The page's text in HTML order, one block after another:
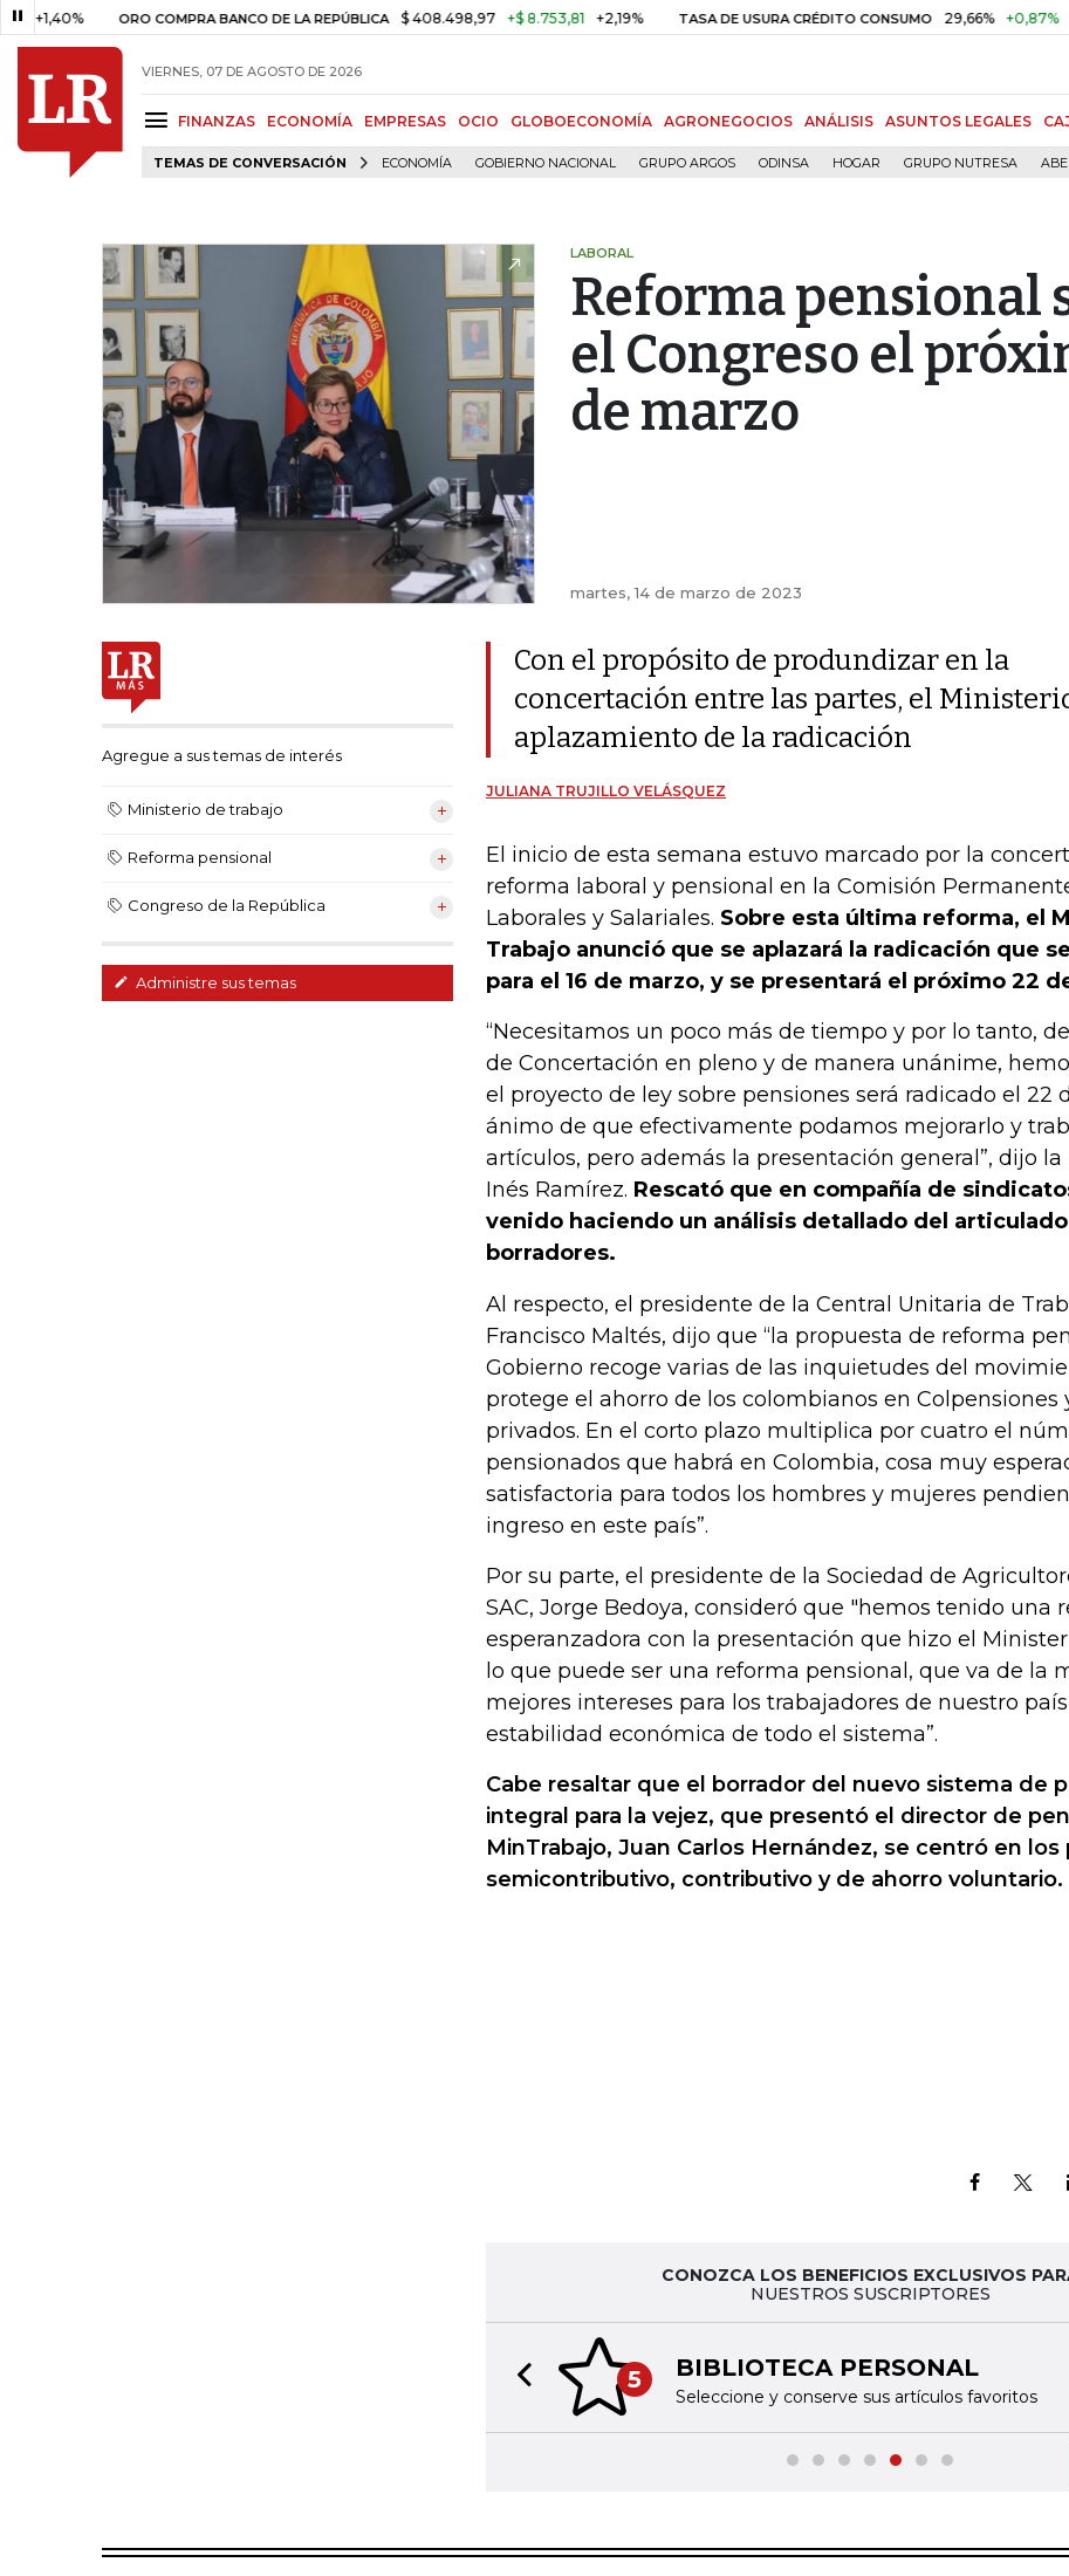
ORO COMPRA BANCO DE LA REPÚBLICA $ 408.498,97 +$ 8.753,81 +2,19% TASA DE USURA CRÉDITO CONSUMO 29,66% +0,87% +3,02%
VIERNES, 07 DE AGOSTO DE 2026
FINANZAS ECONOMÍA EMPRESAS OCIO GLOBOECONOMÍA AGRONEGOCIOS ANÁLISIS ASUNTOS LEGALES
TEMAS DE CONVERSACIÓN ECONOMÍA GOBIERNO NACIONAL GRUPO ARGOS ODINSA HOGAR GRUPO NUTRESA
LABORAL
Reforma pensional
el Congreso el
de marzo
martes, 14 de marzo de 2023
Agregue a sus temas de interés
Ministerio de trabajo
Reforma pensional
Congreso de la República
Administre sus temas
Con el propósito de produndizar en la
concertación entre las partes, el
aplazamiento de la radicación
JULIANA TRUJILLO VELÁSQUEZ
El inicio de esta semana estuvo marcado por la
reforma laboral y pensional en la Comisión
Laborales y Salariales. Sobre esta última reforma, el
Trabajo anunció que se aplazará la radicación que
para el 16 de marzo, y se presentará el próximo 22
“Necesitamos un poco más de tiempo y por lo tanto,
de Concertación en pleno y de manera unánime,
el proyecto de ley sobre pensiones será radicado el 22
ánimo de que efectivamente podamos mejorarlo y
artículos, pero además la presentación general”, dijo
Inés Ramírez. Rescató que en compañía de
venido haciendo un análisis detallado del
borradores.
Al respecto, el presidente de la Central Unitaria de
Francisco Maltés, dijo que “la propuesta de reforma
Gobierno recoge varias de las inquietudes del
protege el ahorro de los colombianos en Colpensiones
privados. En el corto plazo multiplica por cuatro el
pensionados que habrá en Colombia, cosa muy
satisfactoria para todos los hombres y mujeres
ingreso en este país”.
Por su parte, el presidente de la Sociedad de
SAC, Jorge Bedoya, consideró que "hemos tenido una
esperanzadora con la presentación que hizo el
lo que puede ser una reforma pensional, que va de la
mejores intereses para los trabajadores de nuestro
estabilidad económica de todo el sistema”.
Cabe resaltar que el borrador del nuevo sistema de
integral para la vejez, que presentó el director de
MinTrabajo, Juan Carlos Hernández, se centró en los
semicontributivo, contributivo y de ahorro voluntario.
CONOZCA LOS BENEFICIOS EXCLUSIVOS
NUESTROS SUSCRIPTORES
5 BIBLIOTECA PERSONAL
Seleccione y conserve sus artículos favoritos
Previous slide